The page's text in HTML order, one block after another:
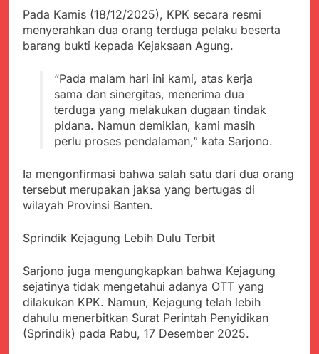
Sekolah
Selisih APBD Tahun
2023 Kab.Sukabumi
Sebesar Rp 31 Miliar
Juli 16, 2024
Kapolsek Kebonpedes
Bantu Lansia dengan
Kursi Roda, Warga Haru
dan Bersyukur
Agustus 7, 2026
Data Ganda Capai 6
Juta, BGN Benahi Basis
Penerima Program
Makan Bergizi Gratis
Agustus 6, 2026
Zulhas Pastikan SPPG
di Wilayah 3T Tuntas
Pekan Ini, Integrasi
Data MBG Hampir
Agustus 6, 2026
Bobby Maulana Pastikan
Pemkot Sukabumi
Pedagang dan
Pengelolaan Sampah
Agustus 6, 2026
Ribuan Warga Padati
Sedunia di Cibadak,
PDIP Tegaskan ASI
adalah Investasi
Peradaban dan Upaya
Cegah Stunting
Agustus 6, 2026
Wujud Kepedulian Polri,
Kapolresta Sumenep
Koordinasikan dan
Berangkatkan Empat
Agustus 5, 2026
SMA Negeri Nyalindung
Pada Kamis (18/12/2025), KPK secara resmi
menyerahkan dua orang terduga pelaku beserta
barang bukti kepada Kejaksaan Agung.
“Pada malam hari ini kami, atas kerja
sama dan sinergitas, menerima dua
terduga yang melakukan dugaan tindak
pidana. Namun demikian, kami masih
perlu proses pendalaman,” kata Sarjono.
Ia mengonfirmasi bahwa salah satu dari dua orang
tersebut merupakan jaksa yang bertugas di
wilayah Provinsi Banten.
Sprindik Kejagung Lebih Dulu Terbit
Sarjono juga mengungkapkan bahwa Kejagung
sejatinya tidak mengetahui adanya OTT yang
dilakukan KPK. Namun, Kejagung telah lebih
dahulu menerbitkan Surat Perintah Penyidikan
(Sprindik) pada Rabu, 17 Desember 2025.